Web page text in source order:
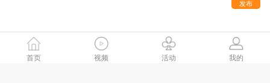
发布
首页 视频 活动 我的